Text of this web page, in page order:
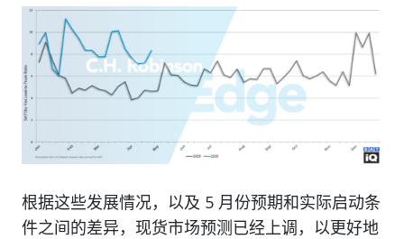
根据这些发展情况，以及 5 月份预期和实际启动条
件之间的差异，现货市场预测已经上调，以更好地